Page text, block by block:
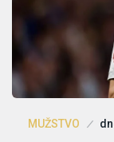
MUŽSTVO